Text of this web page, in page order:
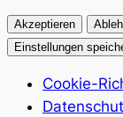
Akzeptieren
Einstellungen
Cookie-